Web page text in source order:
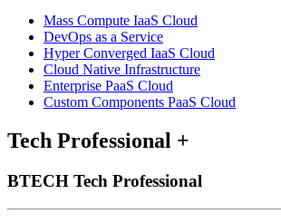
Mass Compute IaaS Cloud
DevOps as a Service
Hyper Converged IaaS Cloud
Cloud Native Infrastructure
Enterprise PaaS Cloud
Custom Components PaaS Cloud
Tech Professional +
BTECH Tech Professional